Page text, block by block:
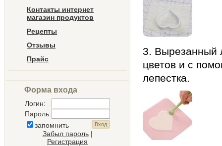
Контакты интернет
магазин продуктов
Рецепты
Отзывы
Прайс
Форма входа
Логин:
Пароль:
запомнить
Забыл пароль|
Регистрация
3. Вырезанный
цветов и с
лепестка.